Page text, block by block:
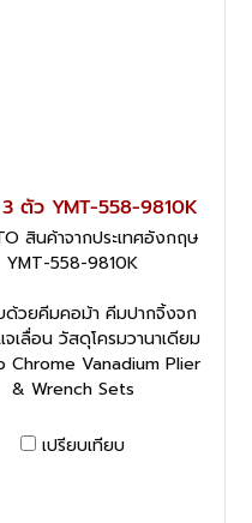
ตัว YMT-558-9810K
สินค้าจากประเทศอังกฤษ
YMT-558-9810K
ด้วยคีมคอม้า คีมปากจิ้งจก
จเลื่อน วัสดุโครมวานาเดียม
Chrome Vanadium Plier
& Wrench Sets
เปรียบเทียบ